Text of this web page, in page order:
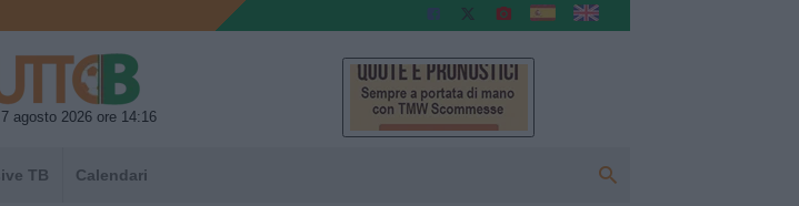
agosto 2026 ore 14:16
TB Calendari